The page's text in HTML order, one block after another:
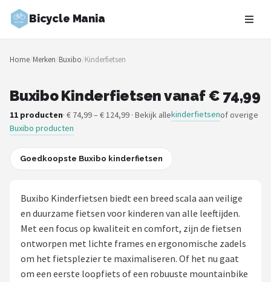
Bicycle Mania
Zoeken
NAVIGATIE
Merken
Blog
Kinderfietsen
Stadsfietsen
Elektrische fietsen
Home/Merken/Buxibo/Kinderfietsen
Buxibo Kinderfietsen vanaf € 74,99
11 producten· € 74,99 – € 124,99 · Bekijk allekinderfietsenof overige
Buxibo producten
Goedkoopste Buxibo kinderfietsen
Buxibo Kinderfietsen biedt een breed scala aan veilige
en duurzame fietsen voor kinderen van alle leeftijden.
Met een focus op kwaliteit en comfort, zijn de fietsen
ontworpen met lichte frames en ergonomische zadels
om het fietsplezier te maximaliseren. Of het nu gaat
om een eerste loopfiets of een robuuste mountainbike